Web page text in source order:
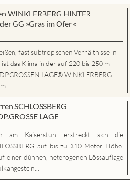
WINKLERBERG HINTER
GG »Gras im Ofen«
fast subtropischen Verhältnisse in
das Klima in der auf 220 bis 250 m
LAGE® WINKLERBERG
SCHLOSSBERG
LAGE
am Kaiserstuhl erstreckt sich die
auf bis zu 310 Meter Höhe.
einer dünnen, heterogenen Lössauflage